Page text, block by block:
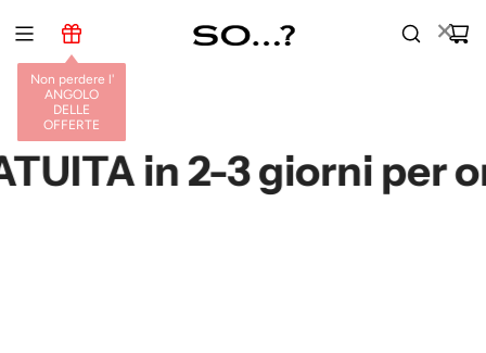
O
N
Non perdere l'
ANGOLO
DELLE
OFFERTE
in 2-3 giorni per
×